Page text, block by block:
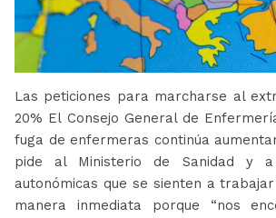
Las peticiones para marcharse al
20% El Consejo General de
fuga de enfermeras continúa
pide al Ministerio de Sanidad y a
autonómicas que se sienten a
manera inmediata porque “nos